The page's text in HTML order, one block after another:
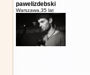
pawelizdebski
Warszawa, 35 lat